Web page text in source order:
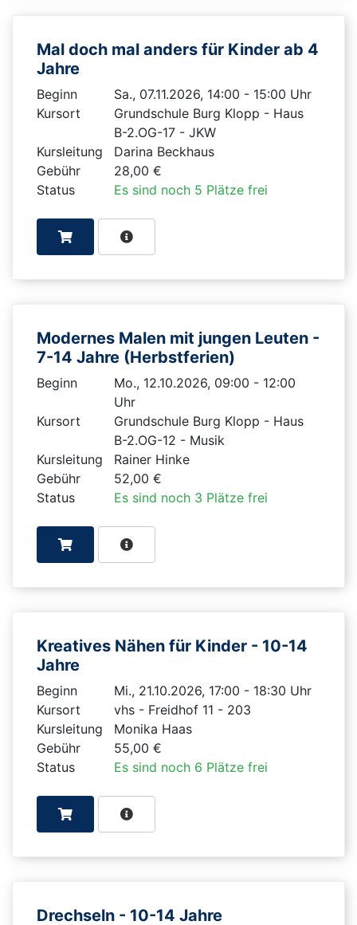
Mal doch mal anders für Kinder ab 4
Jahre
Beginn
Sa., 07.11.2026, 14:00 - 15:00 Uhr
Kursort
Grundschule Burg Klopp - Haus
B-2.OG-17 - JKW
Kursleitung
Darina Beckhaus
Gebühr
28,00 €
Status
Es sind noch 5 Plätze frei
Modernes Malen mit jungen Leuten -
7-14 Jahre (Herbstferien)
Beginn
Mo., 12.10.2026, 09:00 - 12:00
Uhr
Kursort
Grundschule Burg Klopp - Haus
B-2.OG-12 - Musik
Kursleitung
Rainer Hinke
Gebühr
52,00 €
Status
Es sind noch 3 Plätze frei
Kreatives Nähen für Kinder - 10-14
Jahre
Beginn
Mi., 21.10.2026, 17:00 - 18:30 Uhr
Kursort
vhs - Freidhof 11 - 203
Kursleitung
Monika Haas
Gebühr
55,00 €
Status
Es sind noch 6 Plätze frei
Drechseln - 10-14 Jahre